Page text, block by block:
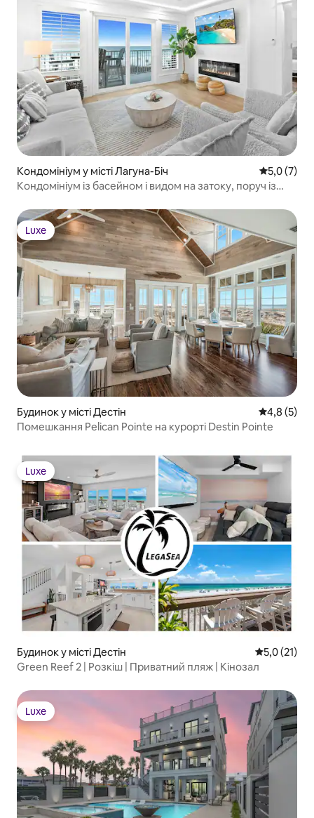
Кондомініум у місті Лагуна-Біч Середня
5,0 (7)
Кондомініум із басейном і видом на затоку, поруч із
Luxe
Luxe
Будинок у місті Дестін Середня
4,8 (5)
Помешкання Pelican Pointe на курорті Destin Pointe
Luxe
Luxe
Будинок у місті Дестін Середня
5,0 (21)
Green Reef 2 | Розкіш | Приватний пляж | Кінозал
Luxe
Luxe